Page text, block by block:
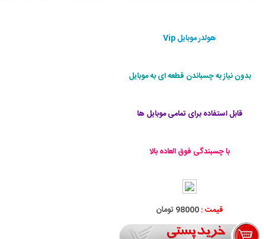
هولدر موبایل Vip
بدون نیاز به چسباندن قطعه ای به موبایل
قابل استفاده برای تمامی موبایل ها
با چسبندگی فوق العاده بالا
قیمت :98000 تومان